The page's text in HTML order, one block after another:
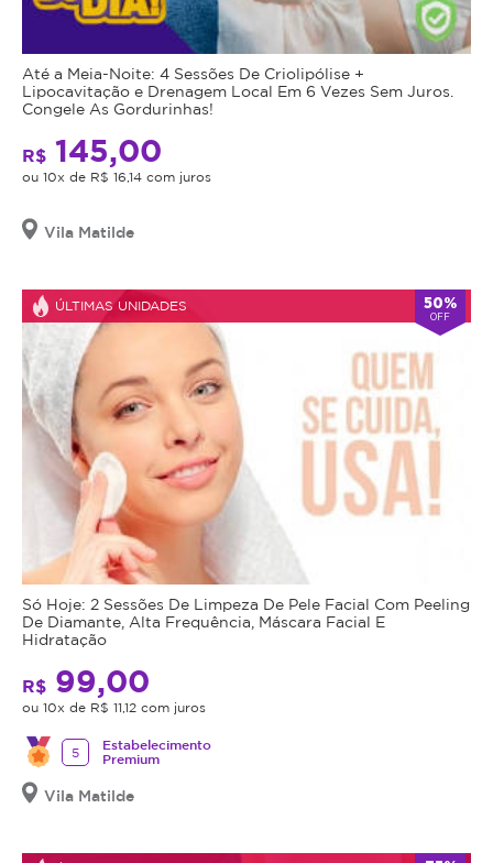
Até a Meia-Noite: 4 Sessões De Criolipólise +
Lipocavitação e Drenagem Local Em 6 Vezes Sem Juros.
Congele As Gordurinhas!
R$ 145,00
ou 10x de R$ 16,14 com juros
Vila Matilde
ÚLTIMAS UNIDADES 50%
OFF
Só Hoje: 2 Sessões De Limpeza De Pele Facial Com Peeling
De Diamante, Alta Frequência, Máscara Facial E
Hidratação
R$ 99,00
ou 10x de R$ 11,12 com juros
5
Estabelecimento
Premium
Vila Matilde